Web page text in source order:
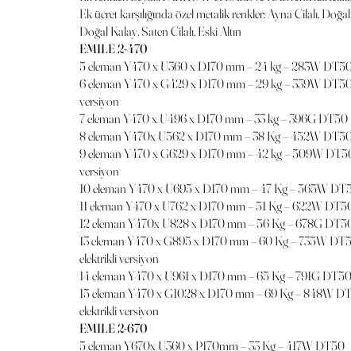
Ek ücret karşılığında özel metalik renkler: Ayna Cilalı,
Doğal Kalay, Saten Cilalı, Eski Altın
EMILE 2-470
5 eleman Y470 x U360 x D170 mm – 24 kg – 283W
6 eleman Y470 x G429 x D170 mm – 29 kg – 339W
versiyon
7 eleman Y470 x U496 x D170 mm – 33 kg – 396G DT50
8 eleman Y470x U562 x D170 mm – 38 Kg – 452W
9 eleman Y470 x G629 x D170 mm – 42 kg – 509W
versiyon
10 eleman Y470 x U695 x D170 mm – 47 Kg – 565W
11 eleman Y470 x U762 x D170 mm – 51 Kg – 622W
12 eleman Y470x U828 x D170 mm – 56 Kg – 678G
13 eleman Y470 x G895 x D170 mm – 60 Kg – 735W
elektrikli versiyon
14 eleman Y470 x U961 x D170 mm – 65 Kg – 791G DT50
15 eleman Y470 x G1028 x D170 mm – 69 Kg – 848W
elektrikli versiyon
EMILE 2-670
5 eleman Y670x U360 x P170mm – 33 Kg – 417W DT50